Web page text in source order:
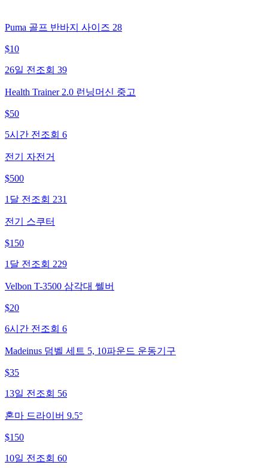
Puma 골프 반바지 사이즈 28
$10
26일 전 조회 39
Health Trainer 2.0 런닝머신 중고
$50
5시간 전 조회 6
전기 자전거
$500
1달 전 조회 231
전기 스쿠터
$150
1달 전 조회 229
Velbon T-3500 삼각대 쎌버
$20
6시간 전 조회 6
Madeinus 덤벨 세트 5, 10파운드 운동기구
$35
13일 전 조회 56
혼마 드라이버 9.5°
$150
10일 전 조회 60